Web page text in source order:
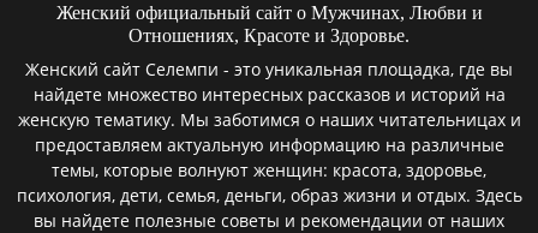
Женский официальный сайт о Мужчинах, Любви и
Отношениях, Красоте и Здоровье.
Женский сайт Селемпи - это уникальная площадка, где вы
найдете множество интересных рассказов и историй на
женскую тематику. Мы заботимся о наших читательницах и
предоставляем актуальную информацию на различные
темы, которые волнуют женщин: красота, здоровье,
психология, дети, семья, деньги, образ жизни и отдых. Здесь
вы найдете полезные советы и рекомендации от наших